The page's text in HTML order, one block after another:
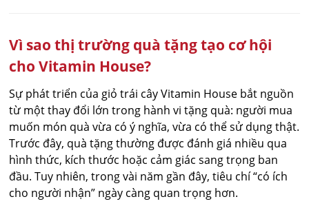
Vì sao thị trường quà tặng tạo cơ hội
cho Vitamin House?
Sự phát triển của giỏ trái cây Vitamin House bắt nguồn
từ một thay đổi lớn trong hành vi tặng quà: người mua
muốn món quà vừa có ý nghĩa, vừa có thể sử dụng thật.
Trước đây, quà tặng thường được đánh giá nhiều qua
hình thức, kích thước hoặc cảm giác sang trọng ban
đầu. Tuy nhiên, trong vài năm gần đây, tiêu chí “có ích
cho người nhận” ngày càng quan trọng hơn.